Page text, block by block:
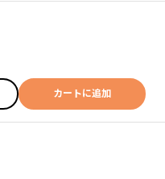
カートに追加